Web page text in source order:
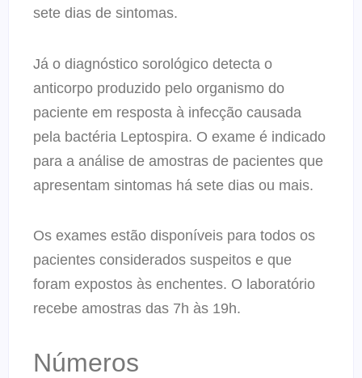
sete dias de sintomas.
Já o diagnóstico sorológico detecta o
anticorpo produzido pelo organismo do
paciente em resposta à infecção causada
pela bactéria Leptospira. O exame é indicado
para a análise de amostras de pacientes que
apresentam sintomas há sete dias ou mais.
Os exames estão disponíveis para todos os
pacientes considerados suspeitos e que
foram expostos às enchentes. O laboratório
recebe amostras das 7h às 19h.
Números